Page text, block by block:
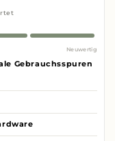
Neuwertig
Gebrauchsspuren